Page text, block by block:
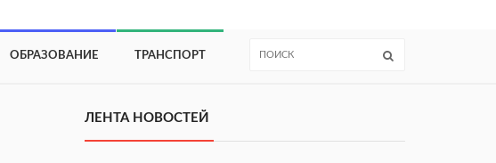
ОБРАЗОВАНИЕ ТРАНСПОРТ
ЛЕНТА НОВОСТЕЙ